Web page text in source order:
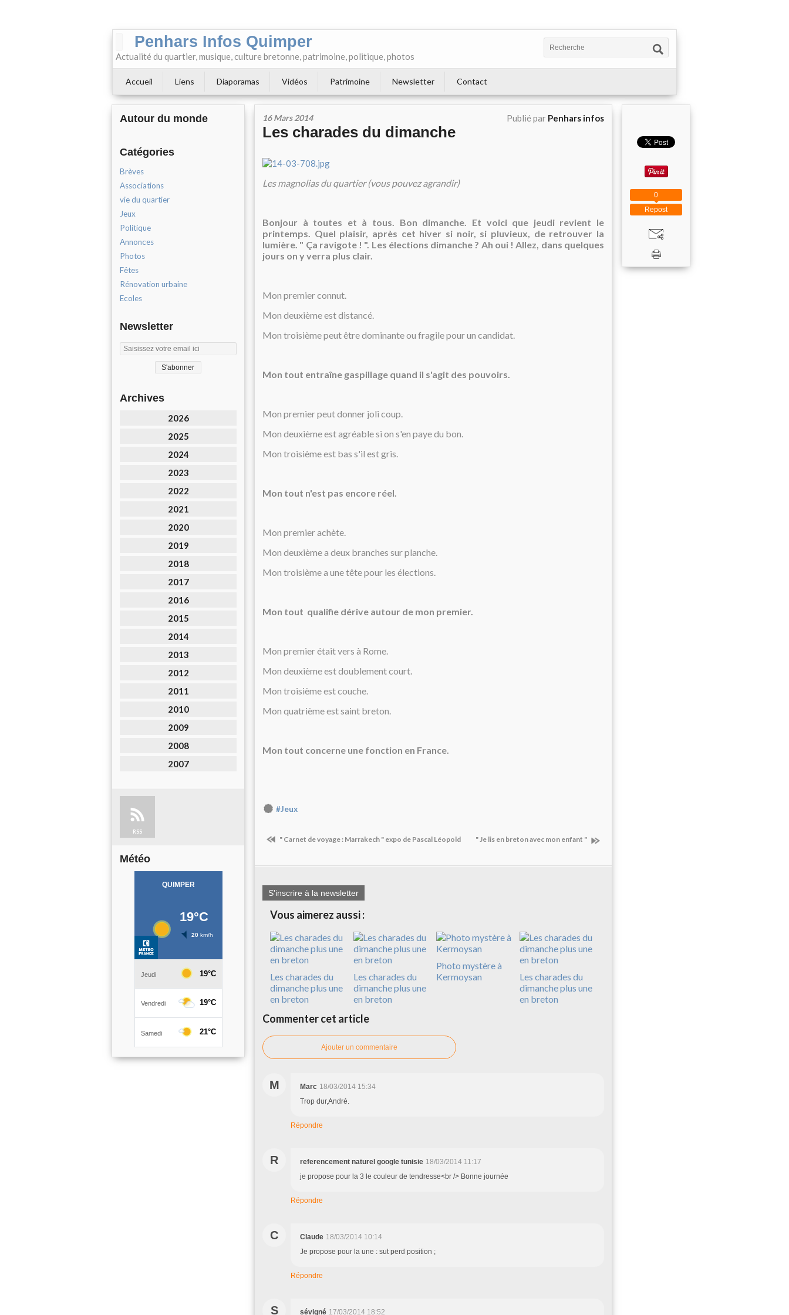
Penhars Infos Quimper
Actualité du quartier, musique, culture bretonne, patrimoine, politique, photos
Accueil Liens Diaporamas Vidéos Patrimoine Newsletter Contact
Autour du monde
Catégories
Brèves
Associations
vie du quartier
Jeux
Politique
Annonces
Photos
Fêtes
Rénovation urbaine
Ecoles
Newsletter
Archives
2026
2025
2024
2023
2022
2021
2020
2019
2018
2017
2016
2015
2014
2013
2012
2011
2010
2009
2008
2007
RSS
Météo
16 Mars 2014 Publié par Penhars infos
Les charades du dimanche
Les magnolias du quartier (vous pouvez agrandir)
Bonjour à toutes et à tous. Bon dimanche. Et voici que jeudi revient le
printemps. Quel plaisir, après cet hiver si noir, si pluvieux, de retrouver la
lumière. " Ça ravigote ! ". Les élections dimanche ? Ah oui ! Allez, dans quelques
jours on y verra plus clair.
Mon premier connut.
Mon deuxième est distancé.
Mon troisième peut être dominante ou fragile pour un candidat.
Mon tout entraîne gaspillage quand il s'agit des pouvoirs.
Mon premier peut donner joli coup.
Mon deuxième est agréable si on s'en paye du bon.
Mon troisième est bas s'il est gris.
Mon tout n'est pas encore réel.
Mon premier achète.
Mon deuxième a deux branches sur planche.
Mon troisième a une tête pour les élections.
Mon tout qualifie dérive autour de mon premier.
Mon premier était vers à Rome.
Mon deuxième est doublement court.
Mon troisième est couche.
Mon quatrième est saint breton.
Mon tout concerne une fonction en France.
#Jeux
" Carnet de voyage : Marrakech " expo de Pascal Léopold " Je lis en breton avec mon enfant "
S'inscrire à la newsletter
Vous aimerez aussi :
Les charades du
dimanche plus une
en breton
Les charades du
dimanche plus une
en breton
Photo mystère à
Kermoysan
Les charades du
dimanche plus une
en breton
Commenter cet article
Ajouter un commentaire
M Marc 18/03/2014 15:34
Trop dur,André.
Répondre
R referencement naturel google tunisie 18/03/2014 11:17
je propose pour la 3 le couleur de tendresse<br /> Bonne journée
Répondre
C Claude 18/03/2014 10:14
Je propose pour la une : sut perd position ;
Répondre
S sévigné 17/03/2014 18:52
Repost
0